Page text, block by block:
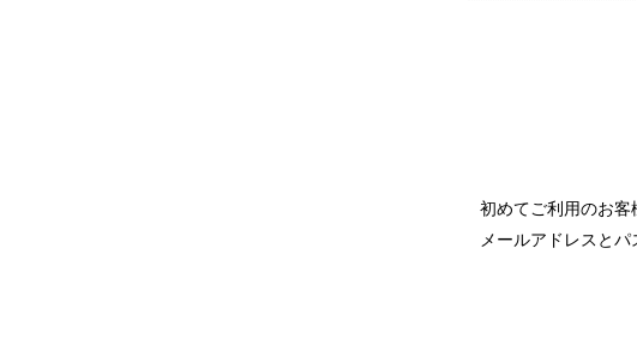
初めてご利用のお客
メールアドレスとパ